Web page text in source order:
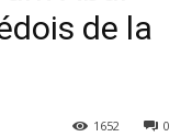
de la
0
1652